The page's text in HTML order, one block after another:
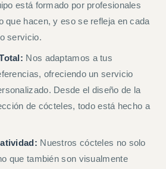
está formado por profesionales
que hacen, y eso se refleja en cada
servicio.
Nos adaptamos a tus
ofreciendo un servicio
Desde el diseño de la
de cócteles, todo está hecho a
Nuestros cócteles no solo
que también son visualmente